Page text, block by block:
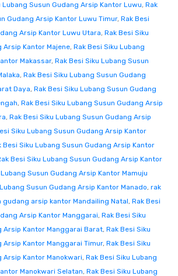
Lubang Susun Gudang Arsip Kantor Luwu, Rak
Gudang Arsip Kantor Luwu Timur, Rak Besi
Arsip Kantor Luwu Utara, Rak Besi Siku
Arsip Kantor Majene, Rak Besi Siku Lubang
Makassar, Rak Besi Siku Lubang Susun
, Rak Besi Siku Lubang Susun Gudang
Daya, Rak Besi Siku Lubang Susun Gudang
, Rak Besi Siku Lubang Susun Gudang Arsip
, Rak Besi Siku Lubang Susun Gudang Arsip
Siku Lubang Susun Gudang Arsip Kantor
Besi Siku Lubang Susun Gudang Arsip Kantor
Besi Siku Lubang Susun Gudang Arsip Kantor
Susun Gudang Arsip Kantor Mamuju
Susun Gudang Arsip Kantor Manado, rak
gudang arsip kantor Mandailing Natal, Rak Besi
Arsip Kantor Manggarai, Rak Besi Siku
Arsip Kantor Manggarai Barat, Rak Besi Siku
Arsip Kantor Manggarai Timur, Rak Besi Siku
Arsip Kantor Manokwari, Rak Besi Siku Lubang
Manokwari Selatan, Rak Besi Siku Lubang